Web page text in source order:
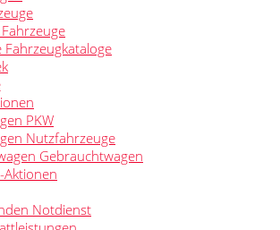
Fahrzeugkataloge
PKW
Nutzfahrzeuge
Gebrauchtwagen
Aktionen
Notdienst